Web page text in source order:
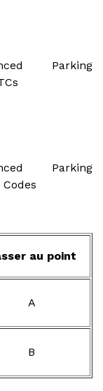
Parking
Parking
au point
A
B